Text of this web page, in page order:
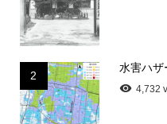
2
水害ハ
4,732